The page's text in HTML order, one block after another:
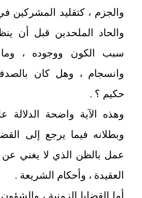
والجزم ، كتقليد المشركين
والحاد الملحدين قبل أن
سبب الكون ووجوده ،
وانسجام ، وهل كان
حكيم ؟ .
وهذه الآية واضحة الدلالة
وبطلانه فيما يرجع إلى
عمل بالظن الذي لا يغني
العقيدة ، وأحكام الشريعة .
أما القضايا الزمنية ،